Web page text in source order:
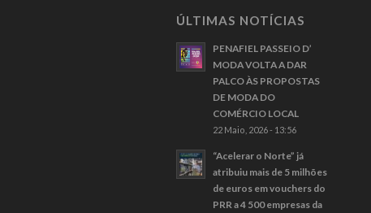
ÚLTIMAS NOTÍCIAS
PENAFIEL PASSEIO D’
MODA VOLTA A DAR
PALCO ÀS PROPOSTAS
DE MODA DO
COMÉRCIO LOCAL
22 Maio, 2026 - 13:56
“Acelerar o Norte” já
atribuiu mais de 5 milhões
de euros em vouchers do
PRR a 4 500 empresas da